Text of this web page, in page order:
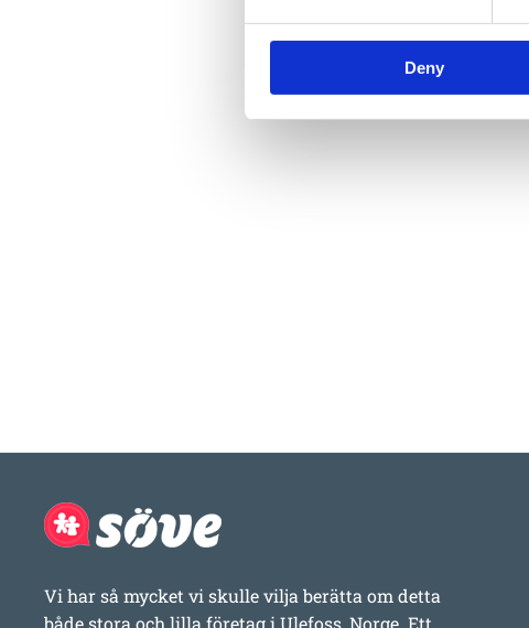
Deny
Vi har så mycket vi skulle vilja berätta om detta
både stora och lilla företag i Ulefoss, Norge. Ett